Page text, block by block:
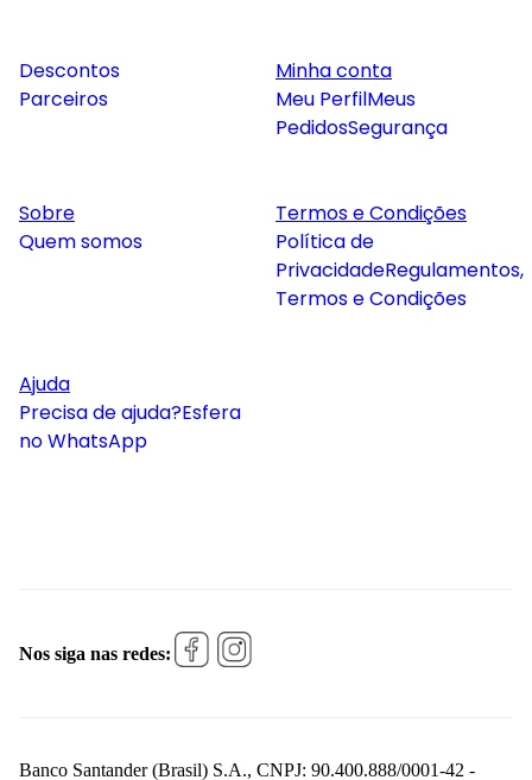
Descontos
Parceiros
Minha conta
Meu PerfilMeus
PedidosSegurança
Sobre
Quem somos
Termos e Condições
Política de
PrivacidadeRegulamentos,
Termos e Condições
Ajuda
Precisa de ajuda?Esfera
no WhatsApp
Nos siga nas redes:
Banco Santander (Brasil) S.A., CNPJ: 90.400.888/0001-42 -